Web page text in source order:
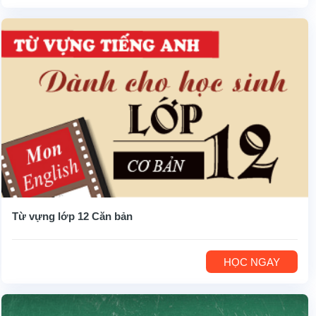
Từ vựng lớp 12 Căn bản
HỌC NGAY